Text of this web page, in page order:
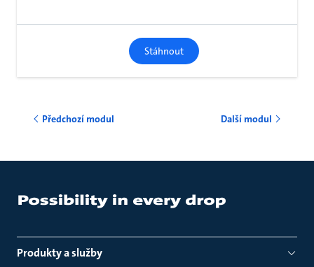
Stáhnout
Předchozí modul Další modul
Produkty a služby